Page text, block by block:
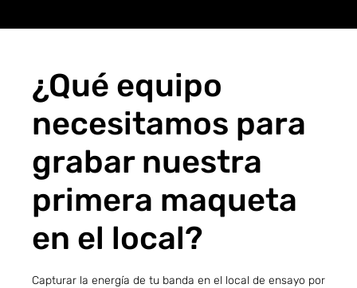
¿Qué equipo
necesitamos para
grabar nuestra
primera maqueta
en el local?
Capturar la energía de tu banda en el local de ensayo por